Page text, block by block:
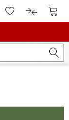
Naar deNaar de